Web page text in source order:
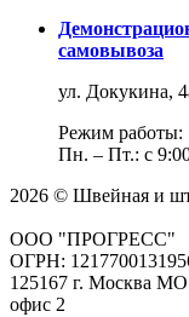
самовывоза
ул. Докукина,
Режим работы:
Пн. – Пт.: с
2026 © Швейная и
ООО "ПРОГРЕСС"
ОГРН:
125167 г. Москва МО
офис 2